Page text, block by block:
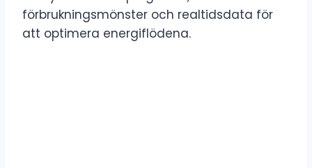
förbrukningsmönster och realtidsdata för
att optimera energiflödena.